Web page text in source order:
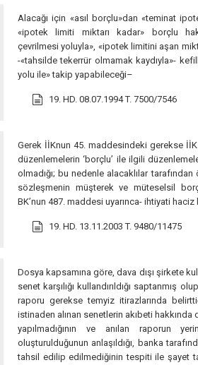
Alacağı için «asıl borçlu»dan «teminat
«ipotek limiti miktarı kadar» borçlu
çevrilmesi yoluyla», «ipotek limitini aşan
-«tahsilde tekerrür olmamak kaydıyla»-
yolu ile» takip yapabileceği–
19. HD. 08.07.1994 T. 7500/7546
Gerek İİKnun 45. maddesindeki gerekse
düzenlemelerin ‘borçlu’ ile ilgili
olmadığı; bu nedenle alacaklılar
sözleşmenin müşterek ve müteselsil
BK’nun 487. maddesi uyarınca- ihtiyati
19. HD. 13.11.2003 T. 9480/11475
Dosya kapsamına göre, dava dışı şirkete
senet karşılığı kullandırıldığı saptanmış
raporu gerekse temyiz itirazlarında
istinaden alınan senetlerin akıbeti
yapılmadığının ve anılan raporun
oluşturulduğunun anlaşıldığı, banka
tahsil edilip edilmediğinin tespiti ile şayet